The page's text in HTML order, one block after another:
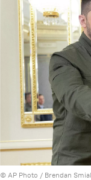
© AP Photo / Brendan